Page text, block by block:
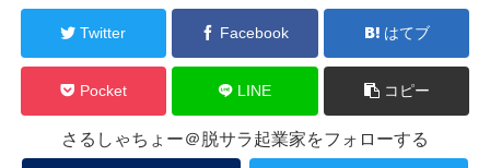
Twitter Facebook はてブ
Pocket LINE コピー
さるしゃちょー＠脱サラ起業家をフォローする